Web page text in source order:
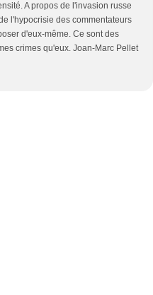
A propos de l'invasion russe
l'hypocrisie des commentateurs
d'eux-même. Ce sont des
crimes qu'eux. Joan-Marc Pellet